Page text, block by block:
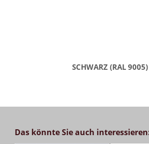
SCHWARZ (RAL 9005)
Das könnte Sie auch